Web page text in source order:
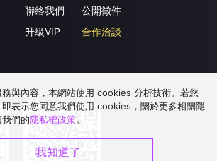
聯絡我們
升級VIP
公開徵件
合作洽談
與內容，本網站使用 cookies 分析技術。若您
表示您同意我們使用 cookies，關於更多相關隱
們的隱私權政策。
我知道了